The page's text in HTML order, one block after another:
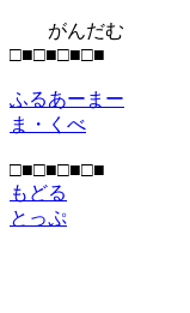
がんだむ
□■□■□■□■
ふるあーまー
ま・くべ
□■□■□■□■
もどる
とっぷ